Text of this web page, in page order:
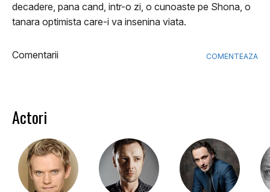
decadere, pana cand, intr-o zi, o cunoaste pe Shona, o
tanara optimista care-i va insenina viata.
Comentarii COMENTEAZA
Actori